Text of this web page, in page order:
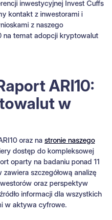
inwestycyjnej Invest Cuffs
kontakt z inwestorami i
z naszego
na temat adopcji kryptowalut
ARI10:
w
oraz na stronie naszego
dostęp do kompleksowej
oparty na badaniu ponad 11
szczegółową analizę
oraz perspektyw
informacji dla wszystkich
w aktywa cyfrowe.